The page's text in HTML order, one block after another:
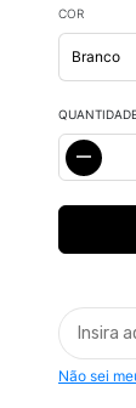
COR
Não sei